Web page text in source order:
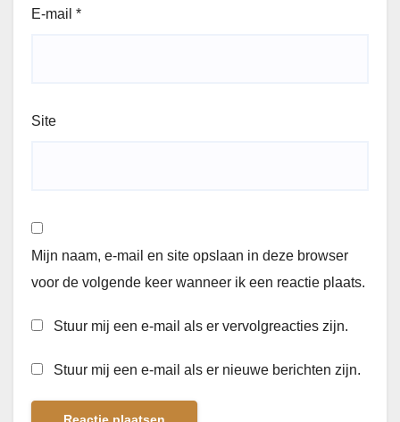
E-mail *
Site
Mijn naam, e-mail en site opslaan in deze browser
voor de volgende keer wanneer ik een reactie plaats.
Stuur mij een e-mail als er vervolgreacties zijn.
Stuur mij een e-mail als er nieuwe berichten zijn.